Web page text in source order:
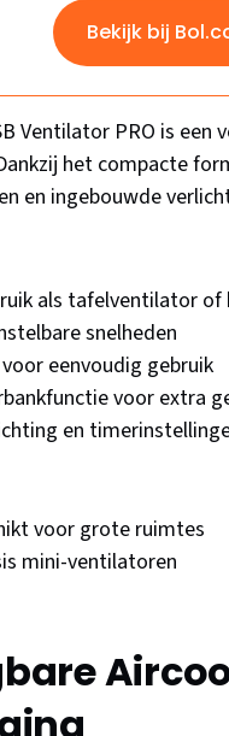
Bekijk bij
Ventilator PRO is
het compacte
en ingebouwde
als tafelventilator
snelheden
eenvoudig gebruik
voor extra
en
voor grote ruimtes
mini-ventilatoren